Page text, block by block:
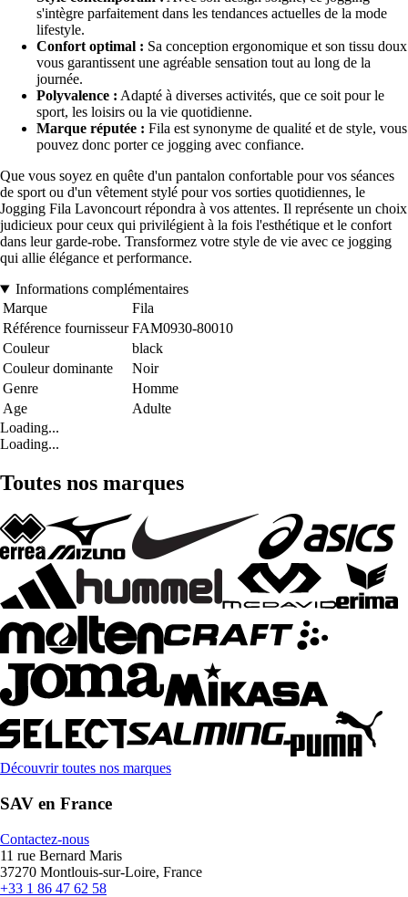
s'intègre parfaitement dans les tendances actuelles de la mode
lifestyle.
Confort optimal : Sa conception ergonomique et son tissu doux
vous garantissent une agréable sensation tout au long de la
journée.
Polyvalence : Adapté à diverses activités, que ce soit pour le
sport, les loisirs ou la vie quotidienne.
Marque réputée : Fila est synonyme de qualité et de style, vous
pouvez donc porter ce jogging avec confiance.
Que vous soyez en quête d'un pantalon confortable pour vos séances
de sport ou d'un vêtement stylé pour vos sorties quotidiennes, le
Jogging Fila Lavoncourt répondra à vos attentes. Il représente un choix
judicieux pour ceux qui privilégient à la fois l'esthétique et le confort
dans leur garde-robe. Transformez votre style de vie avec ce jogging
qui allie élégance et performance.
Informations complémentaires
Marque
Fila
Référence fournisseur FAM0930-80010
Couleur
black
Couleur dominante
Noir
Genre
Homme
Age
Adulte
Loading...
Loading...
Toutes nos marques
Découvrir toutes nos marques
SAV en France
Contactez-nous
11 rue Bernard Maris
37270 Montlouis-sur-Loire, France
+33 1 86 47 62 58